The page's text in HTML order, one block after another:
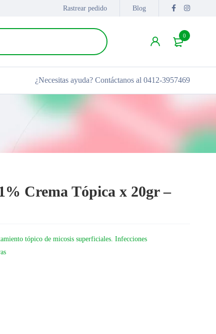
Rastrear pedido Blog
0
¿Necesitas ayuda? Contáctanos al 0412-3957469
Crema Tópica x 20gr –
tópico de micosis superficiales. Infecciones